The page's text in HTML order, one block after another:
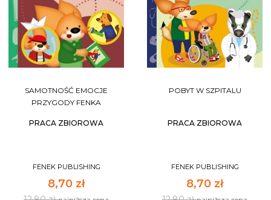
SAMOTNOŚĆ EMOCJE
PRZYGODY FENKA
PRACA ZBIOROWA
FENEK PUBLISHING
8,70 zł
POBYT W SZPITALU
PRACA ZBIOROWA
FENEK PUBLISHING
8,70 zł